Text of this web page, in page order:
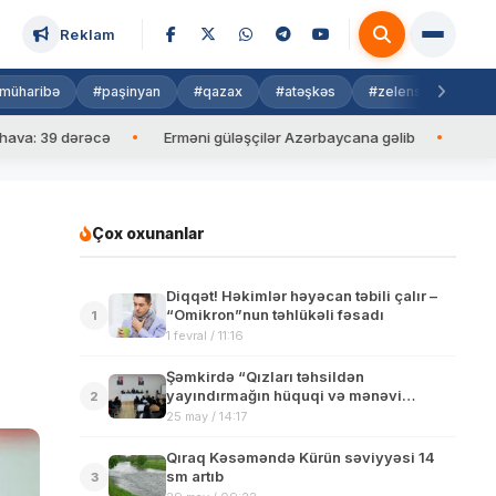
Reklam
#paşinyan #qazax #atəşkəs #zelenski
dərəcə Erməni güləşçilər Azərbaycana gəlib İlham
Çox oxunanlar
1
Diqqət! Həkimlər həyəcan təbili çalır –
“Omikron”nun təhlükəli fəsadı
1 fevral / 11:16
2
Şəmkirdə “Qızları təhsildən
yayındırmağın hüquqi və mənəvi
məsuliyyətləri” mövzusu müzakirə
25 may / 14:17
3
Qıraq Kəsəməndə Kürün səviyyəsi 14
sm artıb